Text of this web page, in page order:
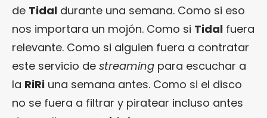
de Tidal durante una semana. Como si eso
nos importara un mojón. Como si Tidal fuera
relevante. Como si alguien fuera a contratar
este servicio de streaming para escuchar a
la RiRi una semana antes. Como si el disco
no se fuera a filtrar y piratear incluso antes